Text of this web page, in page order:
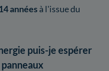
années à l'issue du
puis-je espérer